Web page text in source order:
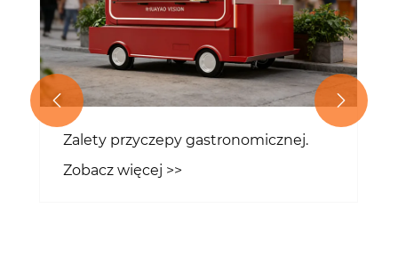
Zalety przyczepy gastronomicznej.
Zobacz więcej >>
 